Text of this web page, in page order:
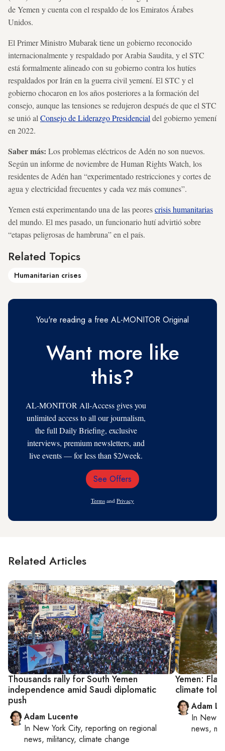
de Yemen y cuenta con el respaldo de los Emiratos Árabes
Unidos.
El Primer Ministro Mubarak tiene un gobierno reconocido
internacionalmente y respaldado por Arabia Saudita, y el STC
está formalmente alineado con su gobierno contra los hutíes
respaldados por Irán en la guerra civil yemení. El STC y el
gobierno chocaron en los años posteriores a la formación del
consejo, aunque las tensiones se redujeron después de que el STC
se unió al Consejo de Liderazgo Presidencial del gobierno yemení
en 2022.
Saber más: Los problemas eléctricos de Adén no son nuevos.
Según un informe de noviembre de Human Rights Watch, los
residentes de Adén han “experimentado restricciones y cortes de
agua y electricidad frecuentes y cada vez más comunes”.
Yemen está experimentando una de las peorescrisis humanitarias
del mundo. El mes pasado, un funcionario hutí advirtió sobre
“etapas peligrosas de hambruna” en el país.
Related Topics
Humanitarian crises
You're reading a free AL-MONITOR Original
Want more like
this?
AL-MONITOR All-Access gives you
unlimited access to all our journalism,
the full Daily Briefing, exclusive
interviews, premium newsletters, and
live events — for less than $2/week.
Email
See Offers
Terms and Privacy
Related Articles
Thousands rally for South Yemen
independence amid Saudi diplomatic
push
Adam Lucente
In New York City, reporting on regional
news, militancy, climate change
Yemen:
climate toll
Adam
In New
news,